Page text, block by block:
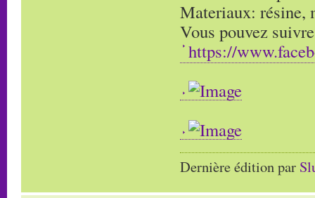
Materiaux: résine,
Vous pouvez
https://
Dernière édition par